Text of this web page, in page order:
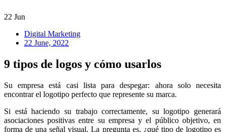
22 Jun
Digital Marketing
22 June, 2022
9 tipos de logos y cómo usarlos
Su empresa está casi lista para despegar: ahora solo necesita
encontrar el logotipo perfecto que represente su marca.
Si está haciendo su trabajo correctamente, su logotipo generará
asociaciones positivas entre su empresa y el público objetivo, en
forma de una señal visual. La pregunta es, ¿qué tipo de logotipo es